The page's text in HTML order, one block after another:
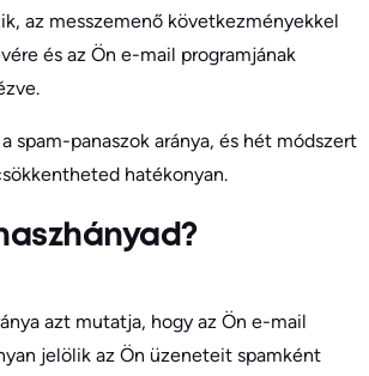
az messzemenő következményekkel
és az Ön e-mail programjának
spam-panaszok aránya, és hét módszert
hatékonyan.
azt mutatja, hogy az Ön e-mail
jelölik az Ön üzeneteit spamként